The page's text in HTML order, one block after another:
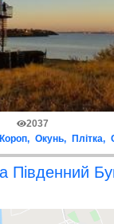
2037
Короп Окунь Плітка
Південний